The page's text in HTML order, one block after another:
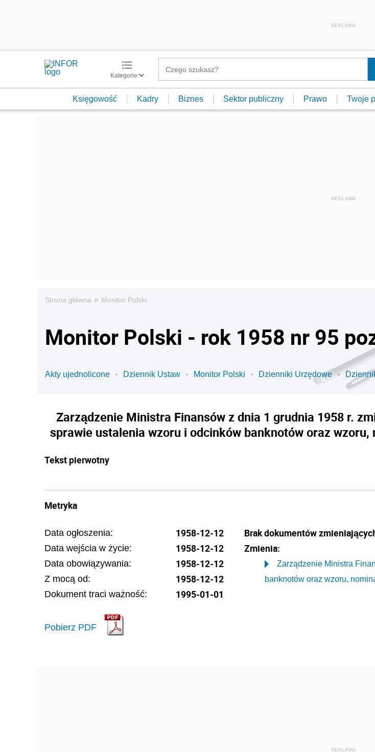
REKLAMA
Kategorie
Księgowość Kadry Biznes Sektor publiczny Prawo Twoje
Strona główna » Monitor Polski
Monitor Polski - rok 1958 nr 95
Akty ujednolicone Dziennik Ustaw Monitor Polski Dzienniki Urzędowe
Zarządzenie Ministra Finansów z dnia 1 grudnia 1958 r.
sprawie ustalenia wzoru i odcinków banknotów oraz
Tekst pierwotny
Metryka
Data ogłoszenia: 1958-12-12
Data wejścia w życie: 1958-12-12
Data obowiązywania: 1958-12-12
Z mocą od: 1958-12-12
Dokument traci ważność: 1995-01-01
Pobierz PDF
Brak dokumentów
Zmienia:
Zarządzenie Ministra
banknotów oraz wzoru,